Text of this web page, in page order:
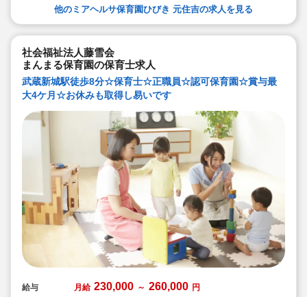
他のミアヘルサ保育園ひびき 元住吉の求人を見る
社会福祉法人藤雪会
まんまる保育園の保育士求人
武蔵新城駅徒歩8分☆保育士☆正職員☆認可保育園☆賞与最
大4ケ月☆お休みも取得し易いです
給与 月給 230,000 ～ 260,000 円